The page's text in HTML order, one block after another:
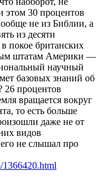
этом 30 процентов
не из Библии, а
из десяти
покое британских
штатам Америки —
научный
базовых знаний об
26 процентов
вращается вокруг
то есть больше
даже не от
видов
не слышал про
1366420.html